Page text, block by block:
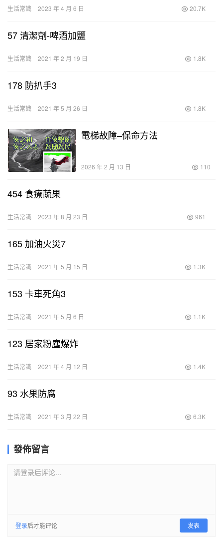
生活常識 2023 年 4 月 6 日 20.7K
57 清潔劑-啤酒加鹽
生活常識 2021 年 2 月 19 日 1.8K
178 防扒手3
生活常識 2021 年 5 月 26 日 1.8K
電梯故障–保命方法
2026 年 2 月 13 日 110
454 食療蔬果
生活常識 2023 年 8 月 23 日 961
165 加油火災7
生活常識 2021 年 5 月 15 日 1.3K
153 卡車死角3
生活常識 2021 年 5 月 6 日 1.1K
123 居家粉塵爆炸
生活常識 2021 年 4 月 12 日 1.4K
93 水果防腐
生活常識 2021 年 3 月 22 日 6.3K
發佈留言
请登录后评论...
登录后才能评论 发表